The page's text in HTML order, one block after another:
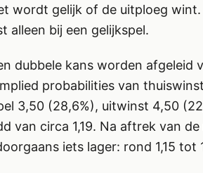
wordt gelijk of de uitploeg
alleen bij een gelijkspel.
dubbele kans worden afgeleid
probabilities van
3,50 (28,6%), uitwinst 4,50
van circa 1,19. Na aftrek van
iets lager: rond 1,15 tot